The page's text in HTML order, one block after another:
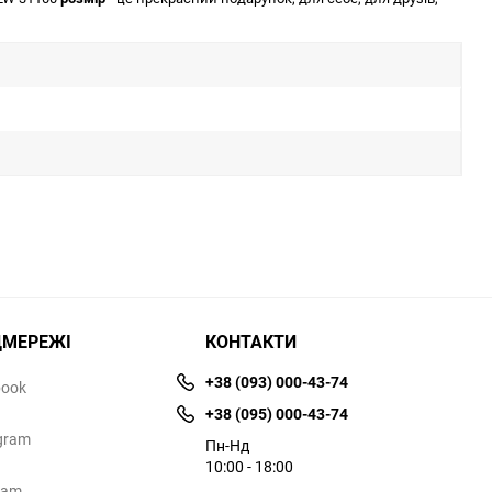
КОНТАКТИ
+38 (093) 000-43-74
+38 (095) 000-43-74
Пн-Нд
10:00 - 18:00